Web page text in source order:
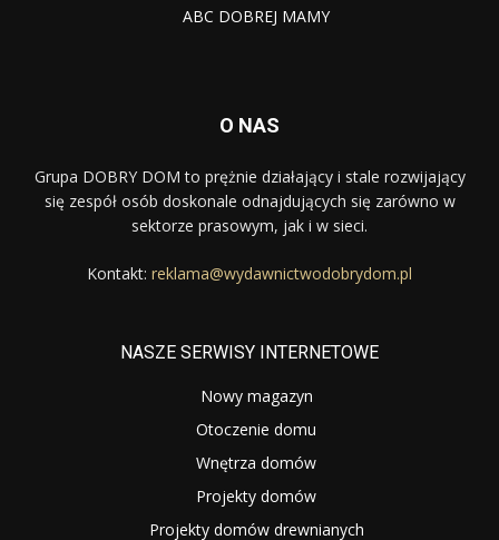
ABC DOBREJ MAMY
O NAS
Grupa DOBRY DOM to prężnie działający i stale rozwijający
się zespół osób doskonale odnajdujących się zarówno w
sektorze prasowym, jak i w sieci.
Kontakt: reklama@wydawnictwodobrydom.pl
NASZE SERWISY INTERNETOWE
Nowy magazyn
Otoczenie domu
Wnętrza domów
Projekty domów
Projekty domów drewnianych